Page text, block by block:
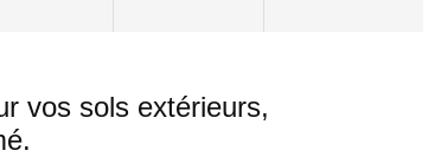
vos sols extérieurs,